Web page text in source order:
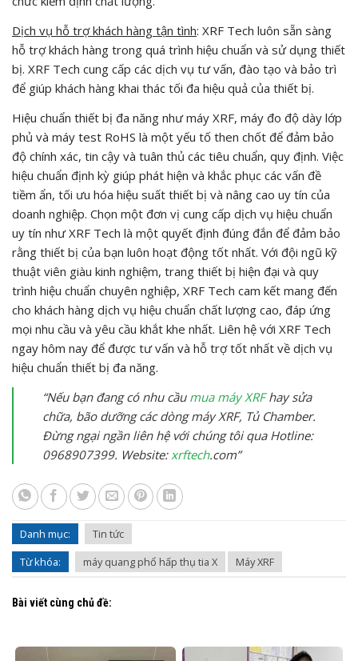
Dịch vụ hỗ trợ khách hàng tận tình: XRF Tech luôn sẵn sàng
hỗ trợ khách hàng trong quá trình hiệu chuẩn và sử dụng thiết
bị. XRF Tech cung cấp các dịch vụ tư vấn, đào tạo và bảo trì
để giúp khách hàng khai thác tối đa hiệu quả của thiết bị.
Hiệu chuẩn thiết bị đa năng như máy XRF, máy đo độ dày lớp
phủ và máy test RoHS là một yếu tố then chốt để đảm bảo
độ chính xác, tin cậy và tuân thủ các tiêu chuẩn, quy định. Việc
hiệu chuẩn định kỳ giúp phát hiện và khắc phục các vấn đề
tiềm ẩn, tối ưu hóa hiệu suất thiết bị và nâng cao uy tín của
doanh nghiệp. Chọn một đơn vị cung cấp dịch vụ hiệu chuẩn
uy tín như XRF Tech là một quyết định đúng đắn để đảm bảo
rằng thiết bị của bạn luôn hoạt động tốt nhất. Với đội ngũ kỹ
thuật viên giàu kinh nghiệm, trang thiết bị hiện đại và quy
trình hiệu chuẩn chuyên nghiệp, XRF Tech cam kết mang đến
cho khách hàng dịch vụ hiệu chuẩn chất lượng cao, đáp ứng
mọi nhu cầu và yêu cầu khắt khe nhất. Liên hệ với XRF Tech
ngay hôm nay để được tư vấn và hỗ trợ tốt nhất về dịch vụ
hiệu chuẩn thiết bị đa năng.
“Nếu bạn đang có nhu cầu mua máy XRFhay sửa
chữa, bão dưỡng các dòng máy XRF, Tủ Chamber.
Đừng ngại ngần liên hệ với chúng tôi qua Hotline:
0968907399. Website: xrftech.com”
Danh mục:
Tin tức
Từ khóa:
máy quang phổ hấp thụ tia X Máy XRF
Bài viết cùng chủ đề: